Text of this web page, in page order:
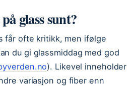
glass sunt?
får ofte kritikk, men ifølge
du gi glassmiddag med god
). Likevel inneholder
variasjon og fiber enn